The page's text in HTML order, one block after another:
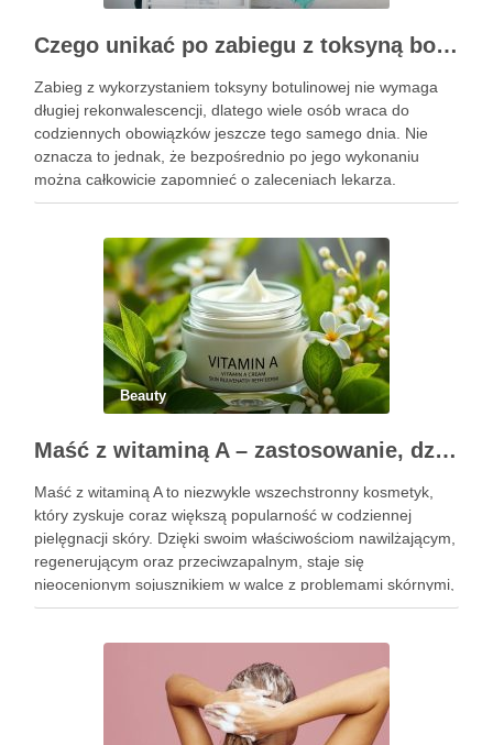
Czego unikać po zabiegu z toksyną botulinową?
Zabieg z wykorzystaniem toksyny botulinowej nie wymaga
długiej rekonwalescencji, dlatego wiele osób wraca do
codziennych obowiązków jeszcze tego samego dnia. Nie
oznacza to jednak, że bezpośrednio po jego wykonaniu
można całkowicie zapomnieć o zaleceniach lekarza.
Pierwsze godziny i dni po zabiegu mają znaczenie dla
Beauty
Maść z witaminą A – zastosowanie, działanie i bezpieczeństwo stosowania
Maść z witaminą A to niezwykle wszechstronny kosmetyk,
który zyskuje coraz większą popularność w codziennej
pielęgnacji skóry. Dzięki swoim właściwościom nawilżającym,
regenerującym oraz przeciwzapalnym, staje się
nieocenionym sojusznikiem w walce z problemami skórnymi,
takimi jak zmarszczki, trądzik czy podrażnienia. Jej działanie